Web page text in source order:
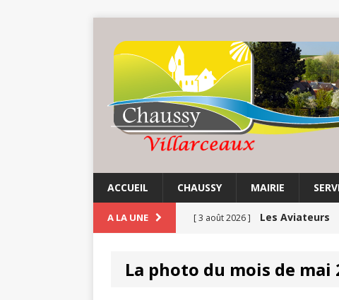
ACCUEIL CHAUSSY MAIRIE
A LA UNE [ 3 août 2026 ] Les Aviateurs
[ 1 août 2026 ] Balade au
La photo du mois de mai